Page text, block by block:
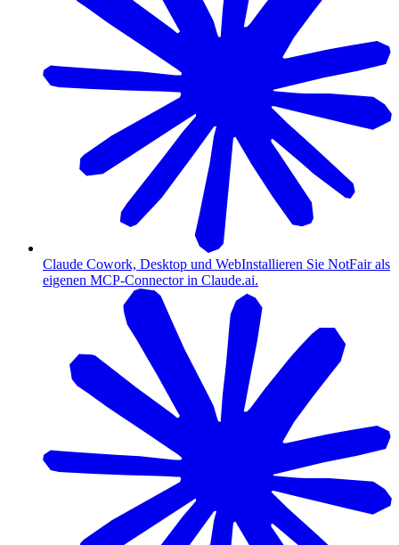
Claude Cowork, Desktop und WebInstallieren Sie NotFair als
eigenen MCP-Connector in Claude.ai.